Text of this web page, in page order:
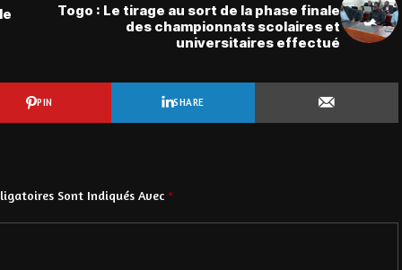
Togo : Le tirage au sort de la phase finale
des championnats scolaires et
universitaires effectué
PIN SHARE
Sont Indiqués Avec *